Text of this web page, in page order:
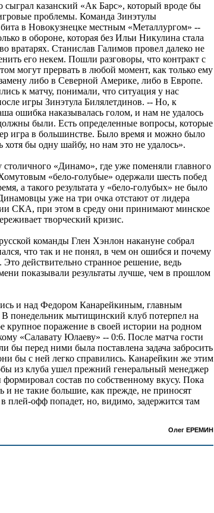
сыграл казанский «Ак Барс», который вроде бы
проблемы. Команда Зинэтулы
в Новокузнецке местным «Металлургом» --
в обороне, которая без Ильи Никулина стала
вратарях. Станислав Галимов провел далеко не
его некем. Пошли разговоры, что контракт с
могут прервать в любой момент, как только ему
либо в Северной Америке, либо в Европе.
к матчу, понимали, что ситуация у нас
игры Зинэтула Билялетдинов. -- Но, к
ошибка наказывалась голом, и нам не удалось
были. Есть определенные вопросы, которые
игра в большинстве. Было время и можно было
хотя бы одну шайбу, но нам это не удалось».
«Динамо», где уже поменяли главного
«бело-голубые» одержали шесть побед
а такого результата у «бело-голубых» не было
уже на три очка отстают от лидера
СКА, при этом в среду они принимают минское
творческий кризис.
команды Глен Хэнлон накануне собрал
что так и не понял, в чем он ошибся и почему
Это действительно странное решение, ведь
показывали результаты лучше, чем в прошлом
и над Федором Канарейкиным, главным
В понедельник мытищинский клуб потерпел на
крупное поражение в своей истории на родном
«Салавату Юлаеву» -- 0:6. После матча гости
бы перед ними была поставлена задача забросить
бы с ней легко справились. Канарейкин же этим
из клуба ушел прежний генеральный менеджер
состав по собственному вкусу. Пока
и не такие большие, как прежде, не приносят
в плей-офф попадет, но, видимо, задержится там
Олег ЕРЕМИН